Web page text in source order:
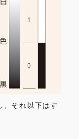
、それ以下はす